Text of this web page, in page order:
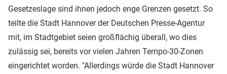
Gesetzeslage sind ihnen jedoch enge Grenzen gesetzt. So
teilte die Stadt Hannover der Deutschen Presse-Agentur
mit, im Stadtgebiet seien großflächig überall, wo dies
zulässig sei, bereits vor vielen Jahren Tempo-30-Zonen
eingerichtet worden. "Allerdings würde die Stadt Hannover